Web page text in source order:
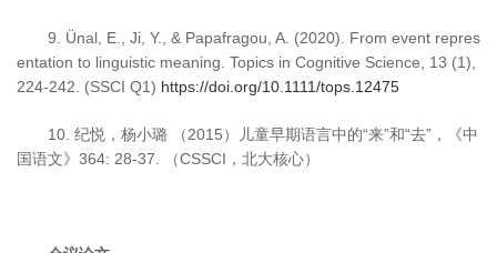
9. Ünal, E., Ji, Y., & Papafragou, A. (2020). From event repres
entation to linguistic meaning. Topics in Cognitive Science, 13 (1),
224-242. (SSCI Q1) https://doi.org/10.1111/tops.12475
10. 纪悦，杨小璐 （2015）儿童早期语言中的“来”和“去”，《中
国语文》364: 28-37. （CSSCI，北大核心）